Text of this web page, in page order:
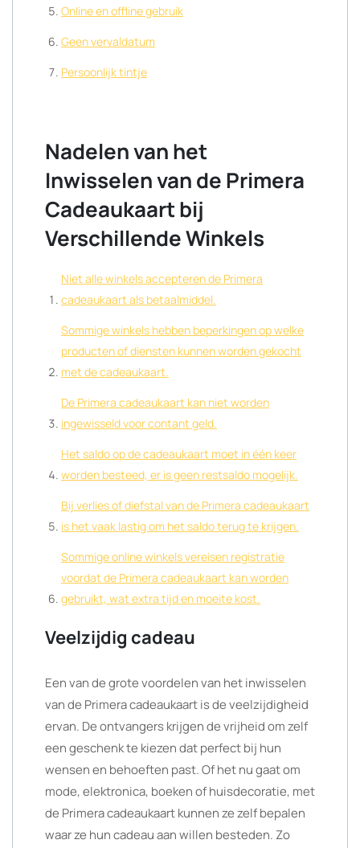
Online en offline gebruik
Geen vervaldatum
Persoonlijk tintje
Nadelen van het
Inwisselen van de Primera
Cadeaukaart bij
Verschillende Winkels
Niet alle winkels accepteren de Primera
cadeaukaart als betaalmiddel.
Sommige winkels hebben beperkingen op welke
producten of diensten kunnen worden gekocht
met de cadeaukaart.
De Primera cadeaukaart kan niet worden
ingewisseld voor contant geld.
Het saldo op de cadeaukaart moet in één keer
worden besteed, er is geen restsaldo mogelijk.
Bij verlies of diefstal van de Primera cadeaukaart
is het vaak lastig om het saldo terug te krijgen.
Sommige online winkels vereisen registratie
voordat de Primera cadeaukaart kan worden
gebruikt, wat extra tijd en moeite kost.
Veelzijdig cadeau
Een van de grote voordelen van het inwisselen
van de Primera cadeaukaart is de veelzijdigheid
ervan. De ontvangers krijgen de vrijheid om zelf
een geschenk te kiezen dat perfect bij hun
wensen en behoeften past. Of het nu gaat om
mode, elektronica, boeken of huisdecoratie, met
de Primera cadeaukaart kunnen ze zelf bepalen
waar ze hun cadeau aan willen besteden. Zo